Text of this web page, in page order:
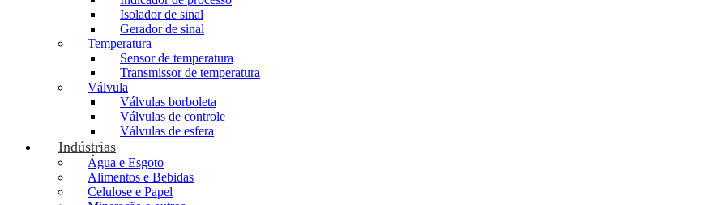
Isolador de sinal
Gerador de sinal
Temperatura
Sensor de temperatura
Transmissor de temperatura
Válvula
Válvulas borboleta
Válvulas de controle
Válvulas de esfera
Indústrias
Água e Esgoto
Alimentos e Bebidas
Celulose e Papel